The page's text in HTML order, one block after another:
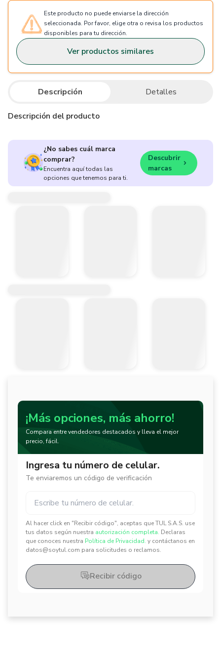
Este producto no puede enviarse la dirección
seleccionada. Por favor, elige otra o revisa los productos
disponibles para tu dirección.
Ver productos similares
Descripción Detalles
Descripción del producto
¿No sabes cuál marca
comprar?
Encuentra aquí todas las
opciones que tenemos para ti.
Descubrir
marcas
¡Más opciones, más ahorro!
Compara entre vendedores destacados y lleva el mejor
precio, fácil.
Ingresa tu número de celular.
Te enviaremos un código de verificación
Al hacer click en "Recibir código", aceptas que TUL S.A.S. use
tus datos según nuestra autorización completa. Declaras
que conoces nuestra Política de Privacidad. y contáctanos en
datos@soytul.com para solicitudes o reclamos.
✕
✕
Recibir código